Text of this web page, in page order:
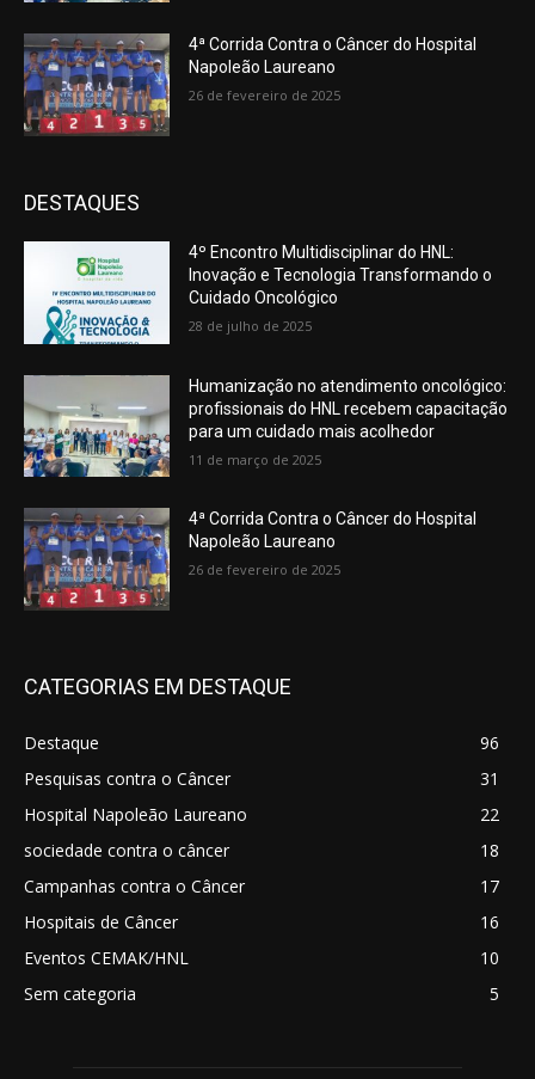
4ª Corrida Contra o Câncer do Hospital
Napoleão Laureano
26 de fevereiro de 2025
DESTAQUES
4º Encontro Multidisciplinar do HNL:
Inovação e Tecnologia Transformando o
Cuidado Oncológico
28 de julho de 2025
Humanização no atendimento oncológico:
profissionais do HNL recebem capacitação
para um cuidado mais acolhedor
11 de março de 2025
4ª Corrida Contra o Câncer do Hospital
Napoleão Laureano
26 de fevereiro de 2025
CATEGORIAS EM DESTAQUE
Destaque
96
Pesquisas contra o Câncer
31
Hospital Napoleão Laureano
22
sociedade contra o câncer
18
Campanhas contra o Câncer
17
Hospitais de Câncer
16
Eventos CEMAK/HNL
10
Sem categoria
5